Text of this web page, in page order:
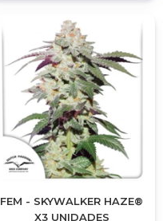
FEM - SKYWALKER HAZE®
X3 UNIDADES